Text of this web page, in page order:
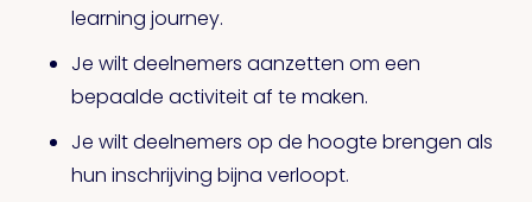
learning journey.
Je wilt deelnemers aanzetten om een
bepaalde activiteit af te maken.
Je wilt deelnemers op de hoogte brengen als
hun inschrijving bijna verloopt.